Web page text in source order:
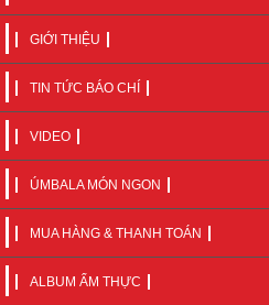
GIỚI THIỆU
TIN TỨC BÁO CHÍ
VIDEO
ÚMBALA MÓN NGON
MUA HÀNG & THANH TOÁN
ALBUM ẨM THỰC